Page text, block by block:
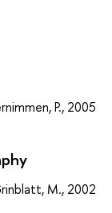
P., 2005
M., 2002